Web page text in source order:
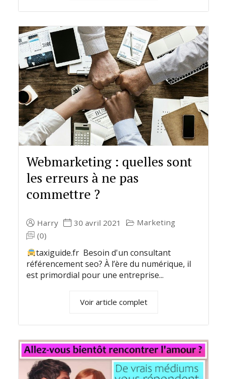
Webmarketing : quelles sont
les erreurs à ne pas
commettre ?
Harry 30 avril 2021
Marketing
(0)
taxiguide.fr Besoin d'un consultant
référencement seo? À l’ère du numérique, il
est primordial pour une entreprise...
Voir article complet